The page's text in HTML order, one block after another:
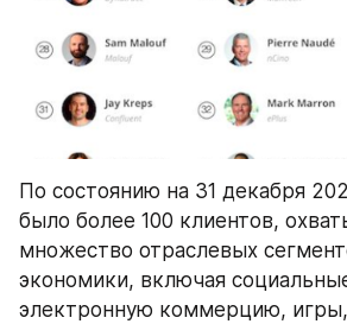
По состоянию на 31 декабря
было более 100 клиентов,
множество отраслевых
экономики, включая
электронную коммерцию,